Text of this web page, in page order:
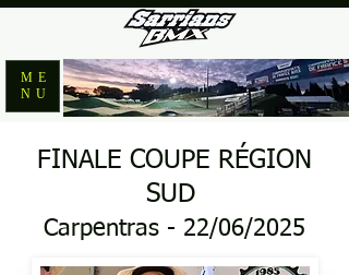
ME
NU
FINALE COUPE RÉGION
SUD
Carpentras - 22/06/2025